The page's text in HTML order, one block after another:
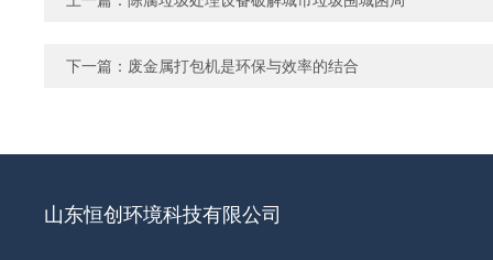
下一篇： 废金属打包机是环保与效率的结合
山东恒创环境科技有限公司